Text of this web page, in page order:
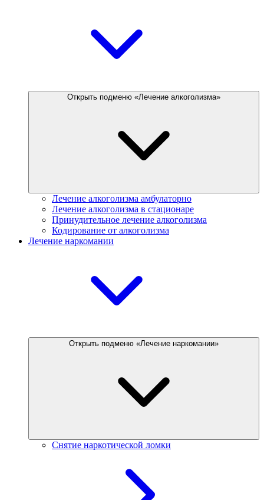
Открыть подменю «Лечение алкоголизма»
Лечение алкоголизма амбулаторно
Лечение алкоголизма в стационаре
Принудительное лечение алкоголизма
Кодирование от алкоголизма
Лечение наркомании
Открыть подменю «Лечение наркомании»
Снятие наркотической ломки